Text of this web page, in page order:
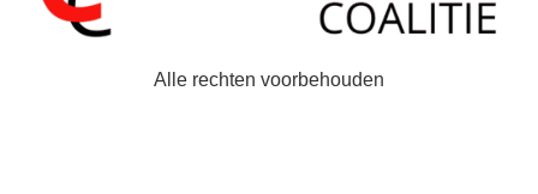
Alle rechten voorbehouden